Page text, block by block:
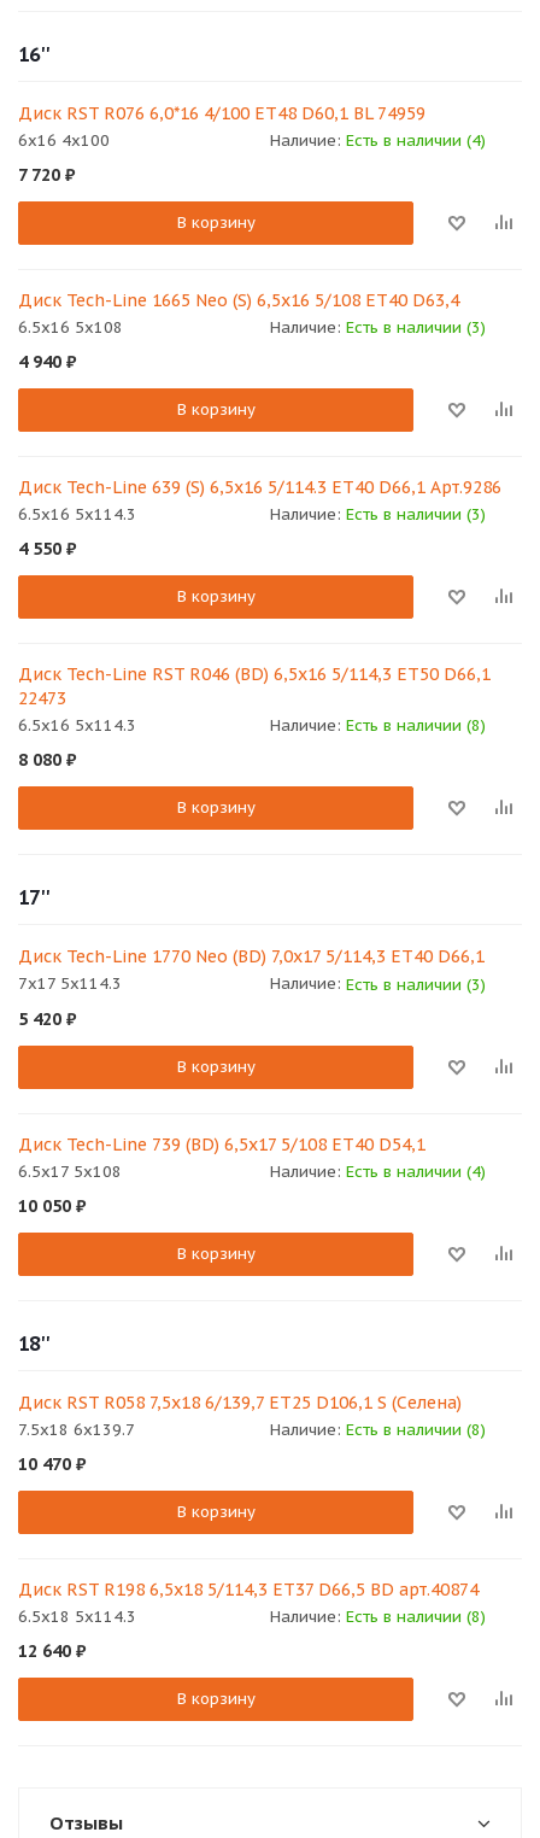
16''
Диск RST R076 6,0*16 4/100 ET48 D60,1 BL 74959
6x16 4x100 Наличие: Есть в наличии (4)
7 720 ₽
В корзину
Диск Tech-Line 1665 Neo (S) 6,5x16 5/108 ET40 D63,4
6.5x16 5x108 Наличие: Есть в наличии (3)
4 940 ₽
В корзину
Диск Tech-Line 639 (S) 6,5x16 5/114.3 ET40 D66,1 Арт.9286
6.5x16 5x114.3 Наличие: Есть в наличии (3)
4 550 ₽
В корзину
Диск Tech-Line RST R046 (BD) 6,5x16 5/114,3 ET50 D66,1
22473
6.5x16 5x114.3 Наличие: Есть в наличии (8)
8 080 ₽
В корзину
17''
Диск Tech-Line 1770 Neo (BD) 7,0x17 5/114,3 ET40 D66,1
7x17 5x114.3 Наличие: Есть в наличии (3)
5 420 ₽
В корзину
Диск Tech-Line 739 (BD) 6,5x17 5/108 ET40 D54,1
6.5x17 5x108 Наличие: Есть в наличии (4)
10 050 ₽
В корзину
18''
Диск RST R058 7,5х18 6/139,7 ET25 D106,1 S (Селена)
7.5x18 6x139.7 Наличие: Есть в наличии (8)
10 470 ₽
В корзину
Диск RST R198 6,5х18 5/114,3 ET37 D66,5 BD арт.40874
6.5x18 5x114.3 Наличие: Есть в наличии (8)
12 640 ₽
В корзину
Отзывы